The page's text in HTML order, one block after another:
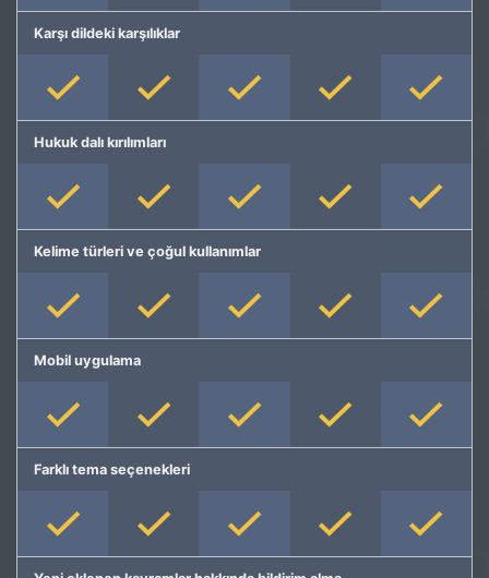
Karşı dildeki karşılıklar
Hukuk dalı kırılımları
Kelime türleri ve çoğul kullanımlar
Mobil uygulama
Farklı tema seçenekleri